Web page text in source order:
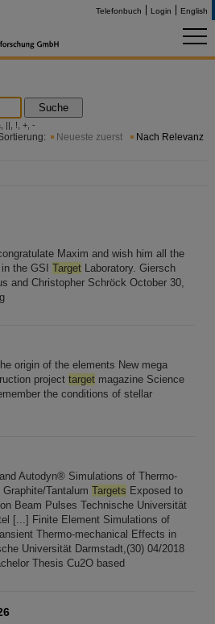
Telefonbuch Login English
Suche
||, !, +, -
Neueste zuerst Nach Relevanz
Maxim and wish him all the
the GSI Target Laboratory. Giersch
and Christopher Schröck October 30,
origin of the elements New mega
project target magazine Science
the conditions of stellar
Autodyn® Simulations of Thermo-
Tantalum Targets Exposed to
Beam Pulses Technische Universität
[...] Finite Element Simulations of
Thermo-mechanical Effects in
Universität Darmstadt,(30) 04/2018
Thesis Cu2O based